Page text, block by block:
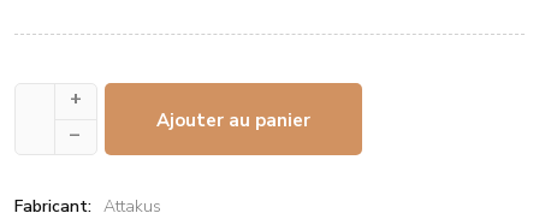
+
–
Ajouter au panier
Fabricant: Attakus